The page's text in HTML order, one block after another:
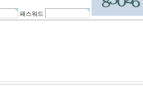
패스워드